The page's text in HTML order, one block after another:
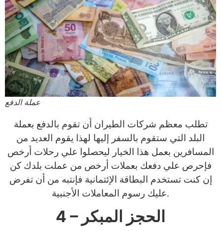
عملة الدفع
تطلب معظم شركات الطيران أن تقوم بالدفع بعملة
البلد التي ستقوم بالسفر إليها لهذا يقوم العديد من
المسافرين بعمل هذا الخيار ليحصلوا علي رحلات أرخص
فإحرص علي دفعك بعملات أرخص من عملت بلدك كن
إن كنت تستخدم البطاقة الإئتمانية فإنتبه من أن تفرض
عليك رسوم المعاملات الأجنبية.
4 – الحجز المبكر